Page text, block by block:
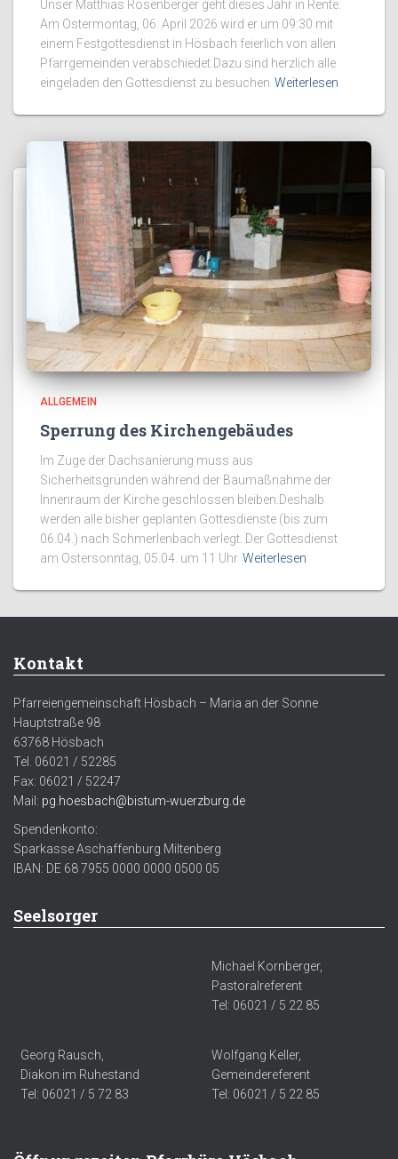
Unser Matthias Rosenberger geht dieses Jahr in Rente.
Am Ostermontag, 06. April 2026 wird er um 09:30 mit
einem Festgottesdienst in Hösbach feierlich von allen
Pfarrgemeinden verabschiedet.Dazu sind herzlich alle
eingeladen den Gottesdienst zu besuchen Weiterlesen
ALLGEMEIN
Sperrung des Kirchengebäudes
Im Zuge der Dachsanierung muss aus
Sicherheitsgründen während der Baumaßnahme der
Innenraum der Kirche geschlossen bleiben.Deshalb
werden alle bisher geplanten Gottesdienste (bis zum
06.04.) nach Schmerlenbach verlegt. Der Gottesdienst
am Ostersonntag, 05.04. um 11 Uhr Weiterlesen
Kontakt
Pfarreiengemeinschaft Hösbach – Maria an der Sonne
Hauptstraße 98
63768 Hösbach
Tel. 06021 / 52285
Fax: 06021 / 52247
Mail: pg.hoesbach@bistum-wuerzburg.de
Spendenkonto:
Sparkasse Aschaffenburg Miltenberg
IBAN: DE 68 7955 0000 0000 0500 05
Seelsorger
Michael Kornberger,
Pastoralreferent
Tel: 06021 / 5 22 85
Georg Rausch,
Diakon im Ruhestand
Tel: 06021 / 5 72 83
Wolfgang Keller,
Gemeindereferent
Tel: 06021 / 5 22 85